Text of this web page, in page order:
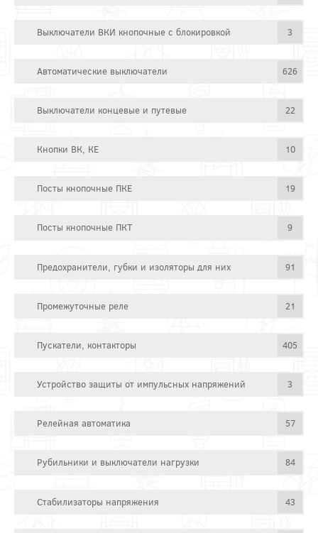
Выключатели ВКИ кнопочные с блокировкой 3
Автоматические выключатели 626
Выключатели концевые и путевые 22
Кнопки ВК, КЕ 10
Посты кнопочные ПКЕ 19
Посты кнопочные ПКТ 9
Предохранители, губки и изоляторы для них 91
Промежуточные реле 21
Пускатели, контакторы 405
Устройство защиты от импульсных напряжений 3
Релейная автоматика 57
Рубильники и выключатели нагрузки 84
Стабилизаторы напряжения 43